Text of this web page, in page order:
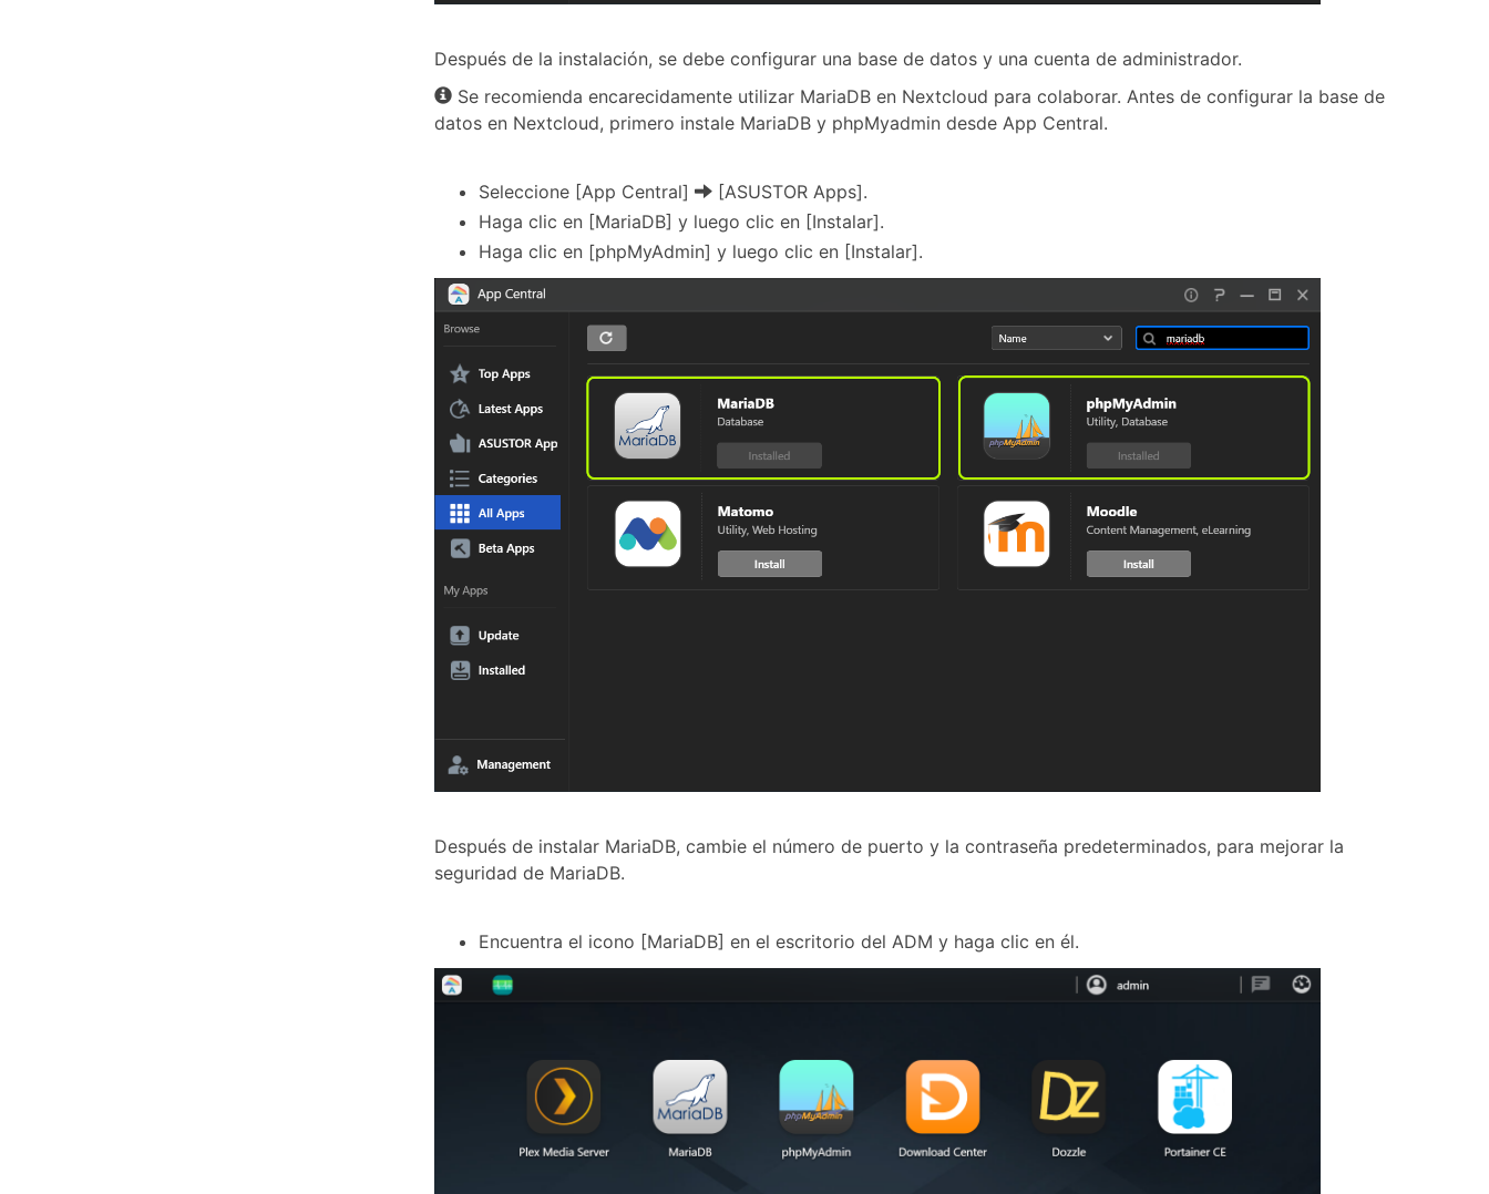
Después de la instalación, se debe configurar una base de datos y una cuenta de administrador.
Se recomienda encarecidamente utilizar MariaDB en Nextcloud para colaborar. Antes de configurar la base de
datos en Nextcloud, primero instale MariaDB y phpMyadmin desde App Central.
Seleccione [App Central]
[ASUSTOR Apps].
Haga clic en [MariaDB] y luego clic en [Instalar].
Haga clic en [phpMyAdmin] y luego clic en [Instalar].
Después de instalar MariaDB, cambie el número de puerto y la contraseña predeterminados, para mejorar la
seguridad de MariaDB.
Encuentra el icono [MariaDB] en el escritorio del ADM y haga clic en él.